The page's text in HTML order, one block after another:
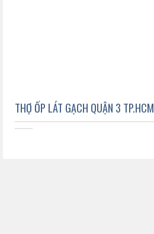
THỢ ỐP LÁT GẠCH QUẬN 3 TP.HCM